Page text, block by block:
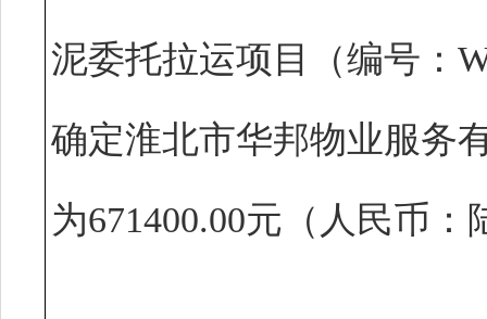
泥委托拉运项目（编号：
确定淮北市华邦物业服务
为671400.00元（人民币